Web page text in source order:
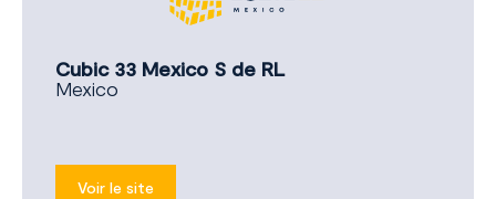
Cubic 33 Mexico S de RL
Mexico
Voir le site